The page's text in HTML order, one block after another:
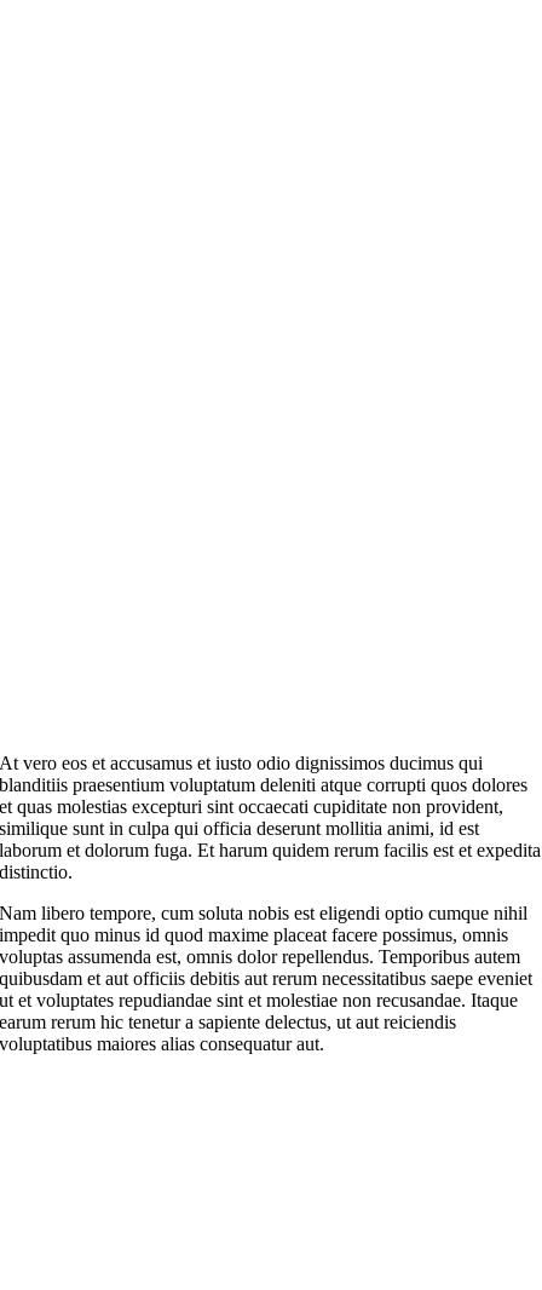
At vero eos et accusamus et iusto odio dignissimos ducimus qui
blanditiis praesentium voluptatum deleniti atque corrupti quos dolores
et quas molestias excepturi sint occaecati cupiditate non provident,
similique sunt in culpa qui officia deserunt mollitia animi, id est
laborum et dolorum fuga. Et harum quidem rerum facilis est et expedita
distinctio.
Nam libero tempore, cum soluta nobis est eligendi optio cumque nihil
impedit quo minus id quod maxime placeat facere possimus, omnis
voluptas assumenda est, omnis dolor repellendus. Temporibus autem
quibusdam et aut officiis debitis aut rerum necessitatibus saepe eveniet
ut et voluptates repudiandae sint et molestiae non recusandae. Itaque
earum rerum hic tenetur a sapiente delectus, ut aut reiciendis
voluptatibus maiores alias consequatur aut.